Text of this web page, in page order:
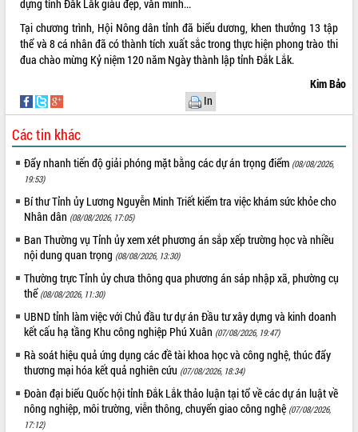
Xây dựng nông thôn mới: Nâng cao đời
sống người dân từ những mô hình thiết
thực
Quyết liệt tháo gỡ vướng mắc, đẩy
Hòn Yến phát triển du lịch gắn với bảo
tồn biển
Lấy ý kiến điều chỉnh Quy hoạch tỉnh
Đắk Lắk thời kỳ 2021-2030, tầm nhìn
đến năm 2050
Phát động chiến dịch 30 ngày đêm
giải phóng mặt bằng Tuyến đường bộ
Đắk Lắk nỗ lực thúc đẩy tăng trưởng
kinh tế từ 10% trở lên trong Quý
II/2026
Đắk Lắk ký kết thỏa thuận hợp tác về
chuyển đổi số giai đoạn 2026 – 2030
với Tập đoàn Bưu chính Viễn thông
Việt Nam
Thứ trưởng Bộ Y tế làm việc với tỉnh
Đắk Lắk về phát triển nhân lực y tế
cho trạm y tế cấp xã
Du lịch Đắk Lắk nâng tầm trải nghiệm
dựng tỉnh Đắk Lắk giàu đẹp, văn minh...
Tại chương trình, Hội Nông dân tỉnh đã biểu dương, khen thưởng 13 tập
thể và 8 cá nhân đã có thành tích xuất sắc trong thực hiện phong trào thi
đua chào mừng Kỷ niệm 120 năm Ngày thành lập tỉnh Đắk Lắk.
Kim Bảo
In
Các tin khác
Đẩy nhanh tiến độ giải phóng mặt bằng các dự án trọng điểm (08/08/2026,
19:53)
Bí thư Tỉnh ủy Lương Nguyễn Minh Triết kiểm tra việc khám sức khỏe cho
Nhân dân (08/08/2026, 17:05)
Ban Thường vụ Tỉnh ủy xem xét phương án sắp xếp trường học và nhiều
nội dung quan trọng (08/08/2026, 13:30)
Thường trực Tỉnh ủy chưa thông qua phương án sáp nhập xã, phường cụ
thể (08/08/2026, 11:30)
UBND tỉnh làm việc với Chủ đầu tư dự án Đầu tư xây dựng và kinh doanh
kết cấu hạ tầng Khu công nghiệp Phú Xuân (07/08/2026, 19:47)
Rà soát hiệu quả ứng dụng các đề tài khoa học và công nghệ, thúc đẩy
thương mại hóa kết quả nghiên cứu (07/08/2026, 18:34)
Đoàn đại biểu Quốc hội tỉnh Đắk Lắk thảo luận tại tổ về các dự án luật về
nông nghiệp, môi trường, viễn thông, chuyển giao công nghệ (07/08/2026,
17:12)